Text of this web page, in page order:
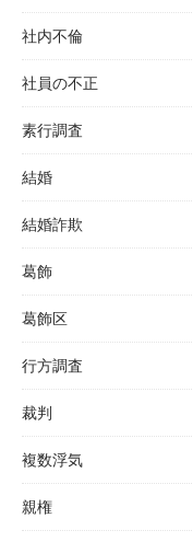
社内不倫
社員の不正
素行調査
結婚
結婚詐欺
葛飾
葛飾区
行方調査
裁判
複数浮気
親権